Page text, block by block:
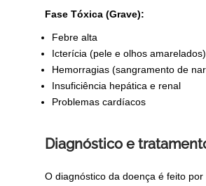
Fase Tóxica (Grave):
Febre alta
Icterícia (pele e olhos amarelados)
Hemorragias (sangramento de
Insuficiência hepática e renal
Problemas cardíacos
Diagnóstico e
O diagnóstico da doença é feito